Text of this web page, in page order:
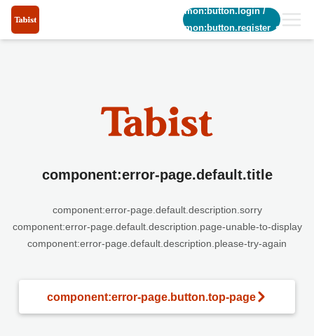
common:button.login/
common:button.register_short
component:error-page.default.title
component:error-page.default.description.sorry
component:error-page.default.description.page-unable-to-display
component:error-page.default.description.please-try-again
component:error-page.button.top-page